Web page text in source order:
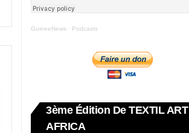
GuineeNews · Podcasts
3ème Édition De TEXTIL ART
AFRICA